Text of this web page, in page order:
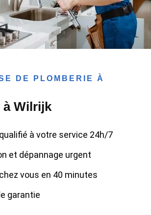
DE PLOMBERIE À
à Wilrijk
à votre service 24h/7
et dépannage urgent
vous en 40 minutes
garantie